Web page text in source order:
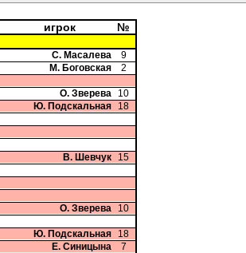
игрок
№
С. Масалева
9
М. Боговская
2
О. Зверева
10
Ю. Подскальная
18
В. Шевчук
15
О. Зверева
10
Ю. Подскальная
18
Е. Синицына
7